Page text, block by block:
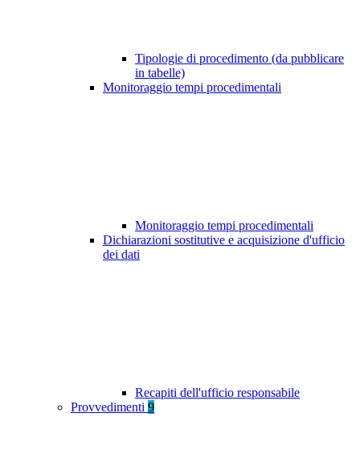
Tipologie di procedimento (da pubblicare
in tabelle)
Monitoraggio tempi procedimentali
Monitoraggio tempi procedimentali
Dichiarazioni sostitutive e acquisizione d'ufficio
dei dati
Recapiti dell'ufficio responsabile
Provvedimenti 9